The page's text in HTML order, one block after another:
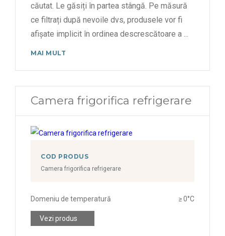
căutat. Le găsiți în partea stângă. Pe măsură
ce filtrați după nevoile dvs, produsele vor fi
afișate implicit în ordinea descrescătoare a ...
MAI MULT
Camera frigorifica refrigerare
COD PRODUS
Camera frigorifica refrigerare
Domeniu de temperatură ≥ 0°C
Vezi produs